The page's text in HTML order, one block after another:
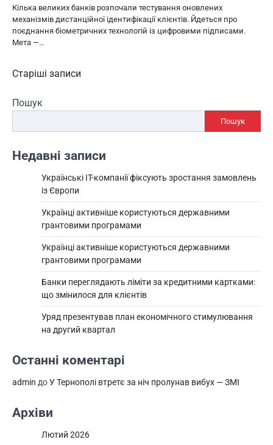
Кілька великих банків розпочали тестування оновлених
механізмів дистанційної ідентифікації клієнтів. Йдеться про
поєднання біометричних технологій із цифровими підписами.
Мета —…
Навігація
записами
Старіші записи
Пошук
Пошук
Недавні записи
Українські IT-компанії фіксують зростання замовлень
із Європи
Українці активніше користуються державними
грантовими програмами
Українці активніше користуються державними
грантовими програмами
Банки переглядають ліміти за кредитними картками:
що змінилося для клієнтів
Уряд презентував план економічного стимулювання
на другий квартал
Останні коментарі
admin доУ Тернополі втретє за ніч пролунав вибух — ЗМІ
Архіви
Лютий 2026